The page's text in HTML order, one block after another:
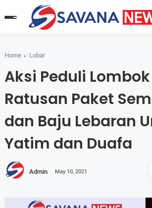
Home Lobar
Aksi Peduli
Ratusan Paket
dan Baju Lebaran
Yatim dan Duafa
Admin May 10, 2021